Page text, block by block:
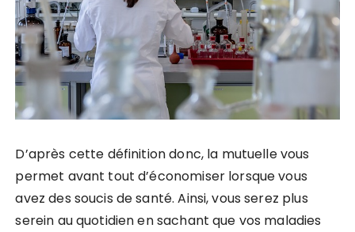
D’après cette définition donc, la mutuelle vous
permet avant tout d’économiser lorsque vous
avez des soucis de santé. Ainsi, vous serez plus
serein au quotidien en sachant que vos maladies